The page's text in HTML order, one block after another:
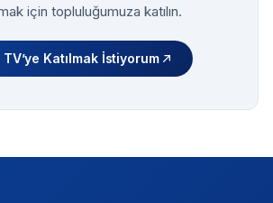
için topluluğumuza katılın.
Katılmak İstiyorum